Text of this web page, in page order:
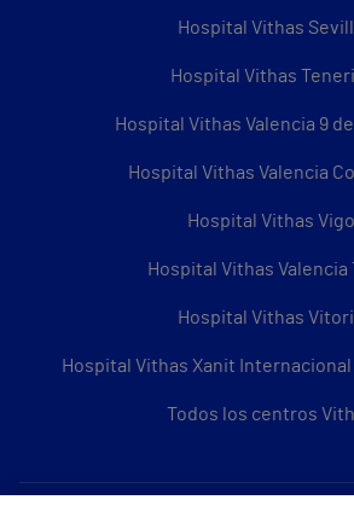
Hospital Vithas
Hospital Vithas
Hospital Vithas Valencia 9
Hospital Vithas Valencia
Hospital Vithas Vigo
Hospital Vithas Valencia
Hospital Vithas
Hospital Vithas Xanit Internacional
Todos los centros